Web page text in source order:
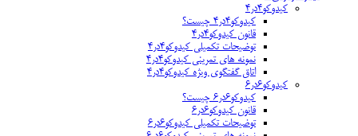
کیدوکو۴در۴
کیدوکو۴در۴ چیست؟
قانون کیدوکو۴در۴
توضیحات تکمیلی کیدوکو۴در۴
نمونه های تمرینی کیدوکو۴در۴
اتاق گفتگوی ویژه کیدوکو۴در۴
کیدوکو۶در۶
کیدوکو۶در۶ چیست؟
قانون کیدوکو۶در۶
توضیحات تکمیلی کیدوکو۶در۶